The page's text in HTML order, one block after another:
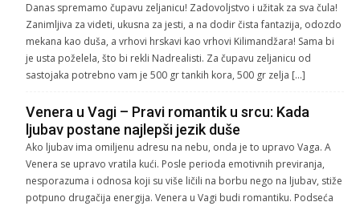
Danas spremamo čupavu zeljanicu! Zadovoljstvo i užitak za sva čula!
Zanimljiva za videti, ukusna za jesti, a na dodir čista fantazija, odozdo
mekana kao duša, a vrhovi hrskavi kao vrhovi Kilimandžara! Sama bi
je usta poželela, što bi rekli Nadrealisti. Za čupavu zeljanicu od
sastojaka potrebno vam je 500 gr tankih kora, 500 gr zelja […]
Venera u Vagi – Pravi romantik u srcu: Kada
ljubav postane najlepši jezik duše
Ako ljubav ima omiljenu adresu na nebu, onda je to upravo Vaga. A
Venera se upravo vratila kući. Posle perioda emotivnih previranja,
nesporazuma i odnosa koji su više ličili na borbu nego na ljubav, stiže
potpuno drugačija energija. Venera u Vagi budi romantiku. Podseća